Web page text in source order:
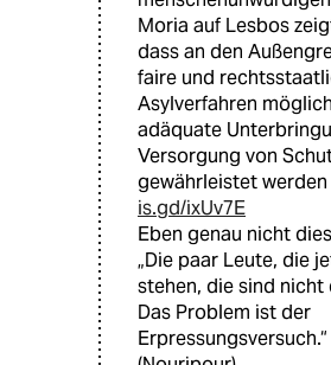
Moria auf Lesbos
dass an den
faire und
Asylverfahren
adäquate
Versorgung von
gewährleistet werden
is.gd/ixUv7E
Eben genau nicht
„Die paar Leute, die
stehen, die sind nicht
Das Problem ist der
Erpressungsversuch.“